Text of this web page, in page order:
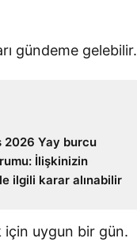
gündeme gelebilir.
2026 Yay burcu
İlişkinizin
ilgili karar alınabilir
için uygun bir gün.